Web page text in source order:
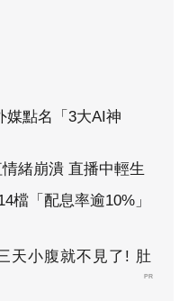
媒點名「3大AI神
緒崩潰 直播中輕生
檔「配息率逾10%」
天小腹就不見了! 肚
PR